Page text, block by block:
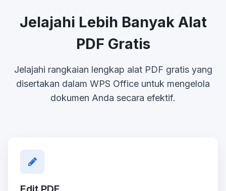
Jelajahi Lebih Banyak Alat
PDF Gratis
Jelajahi rangkaian lengkap alat PDF gratis yang
disertakan dalam WPS Office untuk mengelola
dokumen Anda secara efektif.